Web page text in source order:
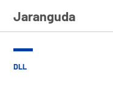
Jaranguda
POSTED
DLL